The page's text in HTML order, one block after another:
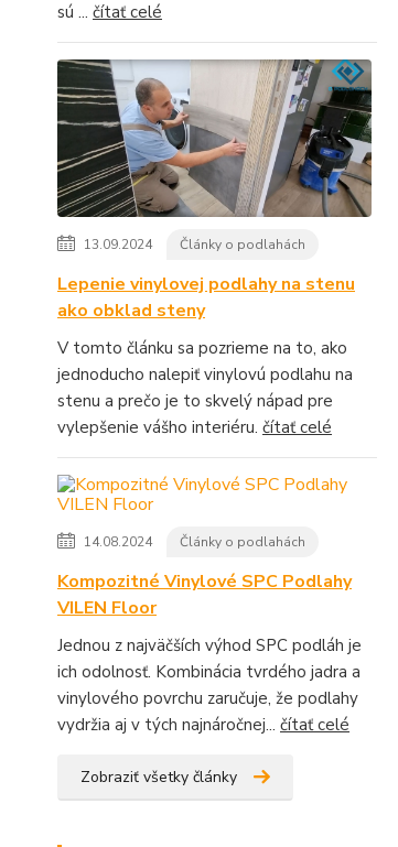
sú ... čítať celé
13.09.2024 Články o podlahách
Lepenie vinylovej podlahy na stenu
ako obklad steny
V tomto článku sa pozrieme na to, ako
jednoducho nalepiť vinylovú podlahu na
stenu a prečo je to skvelý nápad pre
vylepšenie vášho interiéru. čítať celé
14.08.2024 Články o podlahách
Kompozitné Vinylové SPC Podlahy
VILEN Floor
Jednou z najväčších výhod SPC podláh je
ich odolnosť. Kombinácia tvrdého jadra a
vinylového povrchu zaručuje, že podlahy
vydržia aj v tých najnáročnej... čítať celé
Zobraziť všetky články